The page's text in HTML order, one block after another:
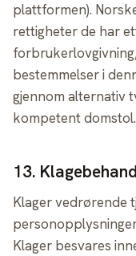
plattformen).
rettigheter de har
bestemmelser i
gjennom alternativ
kompetent domstol.
13.
Klager vedrørende
Klager besvares